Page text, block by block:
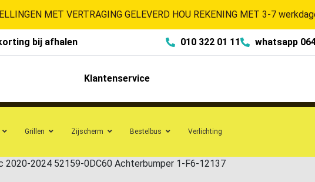
MET VERTRAGING GELEVERD HOU REKENING MET 3-7
bij afhalen 010 322 01 11 whatsapp
Klantenservice
Grillen Zijscherm Bestelbus Verlichting
2020-2024 52159-0DC60 Achterbumper 1-F6-12137